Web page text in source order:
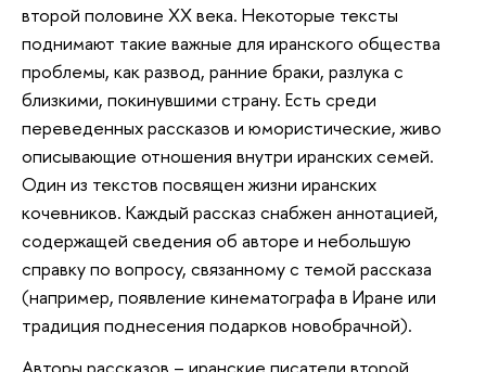
второй половине ХХ века. Некоторые тексты
поднимают такие важные для иранского общества
проблемы, как развод, ранние браки, разлука с
близкими, покинувшими страну. Есть среди
переведенных рассказов и юмористические, живо
описывающие отношения внутри иранских семей.
Один из текстов посвящен жизни иранских
кочевников. Каждый рассказ снабжен аннотацией,
содержащей сведения об авторе и небольшую
справку по вопросу, связанному с темой рассказа
(например, появление кинематографа в Иране или
традиция поднесения подарков новобрачной).